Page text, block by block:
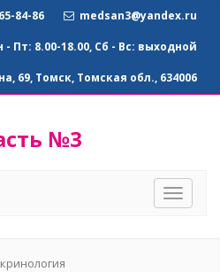
84-86 medsan3@yandex.ru
- Пт: 8.00-18.00, Сб - Вс: выходной
69, Томск, Томская обл., 634006
№3
Toggle